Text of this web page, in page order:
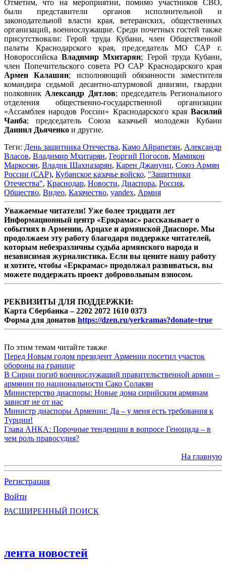
Отметим, что на мероприятии, помимо участников СВО,
были представители органов исполнительной и
законодательной власти края, ветеранских, общественных
организаций, военнослужащие. Среди почетных гостей также
присутствовали: Герой труда Кубани, член Общественной
палаты Краснодарского края, председатель МО САР г.
НовороссийскаВладимир Мхитарян; Герой труда Кубани,
член Попечительского совета РО САР Краснодарского края
Армен Калашян; исполняющий обязанности заместителя
командира седьмой десантно-штурмовой дивизии, гвардии
полковник Александр Дятлов; председатель Регионального
отделения общественно-государственной организации
«Ассамблея народов России» Краснодарского края Василий
Чанба; председатель Союза казачьей молодежи Кубани
Даниил Дьяченко и другие.
Теги: День защитника Отечества, Камо Айрапетян, Александр
Власов, Владимир Мхитарян, Георгий Погосов, Мамикон
Маркосян, Владик Шахназарян, Карен Джанунц, Союз Армян
России (САР), Кубанское казачье войско, "Защитники
Отечества", Краснодар, Новости, Диаспора, Россия,
Общество, Видео, Казачество, yandex, Армия
Уважаемые читатели! Уже более тридцати лет
Информационный центр «Еркрамас» рассказывает о
событиях в Армении, Арцахе и армянской Диаспоре. Мы
продолжаем эту работу благодаря поддержке читателей,
которым небезразличны судьба армянского народа и
независимая журналистика. Если вы цените нашу работу
и хотите, чтобы «Еркрамас» продолжал развиваться, вы
можете поддержать проект добровольным взносом.
РЕКВИЗИТЫ ДЛЯ ПОДДЕРЖКИ:
Карта Сбербанка – 2202 2072 1610 0373
Форма для донатов https://dzen.ru/yerkramas?donate=true
По этим темам читайте также
Перед Новым годом президент Армении посетил участок
обороны на границе
В Сирии погиб военнослужащий правительственной армии –
армянин по национальности Сако Солакян
Министерство диаспоры: Новые дома сирийским армянам
зависят не от нас
Министр диаспоры Армении: Да – у меня есть требования к
Турции!
Глава АНКА: Порочные тенденции в вопросе Геноцида – в
чем роль правосудия?
На главную
Регистрация
Войти
РАСШИРЕННЫЙ ПОИСК
лента новостей